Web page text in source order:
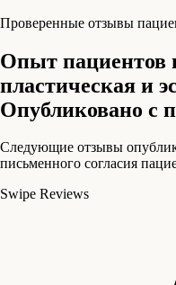
Проверенные отзывы
Опыт пациентов
пластическая и
Опубликовано с
Следующие отзывы
письменного согласия
Swipe Reviews